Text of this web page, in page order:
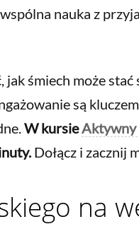
nauka z
śmiech może
są
W kursieAktywny
Dołącz i zacznij
na